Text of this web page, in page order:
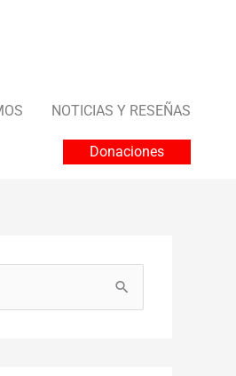
NOTICIAS Y RESEÑAS
Donaciones